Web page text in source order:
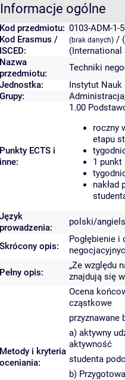
Informacje ogólne
Kod przedmiotu: 0103-ADM-1-
Kod Erasmus /
ISCED:
(brak danych) /
(International
Nazwa
przedmiotu:
Techniki
Jednostka:
Instytut Nauk
Grupy:
Punkty ECTS i
inne:
1.00
roczny
etapu
1 punkt
nakład
Język
prowadzenia:
polski/
Skrócony opis:
Pogłębienie
Pełny opis:
„Ze względu
znajdują się
Metody i kryteria
oceniania:
Ocena
cząstkowe
przyznawane
a) aktywny
aktywność
studenta
b)